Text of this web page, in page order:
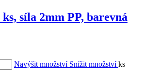
síla 2mm PP, barevná
Navýšit množství Snížit množstvíks